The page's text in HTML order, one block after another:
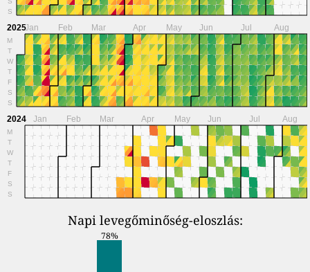
S
2025
M
T
W
T
F
S
S
Jan Feb Mar Apr May Jun Jul Aug
2024
M
T
W
T
F
S
S
Jan Feb Mar Apr May Jun Jul Aug
Napi levegőminőség-eloszlás:
78%